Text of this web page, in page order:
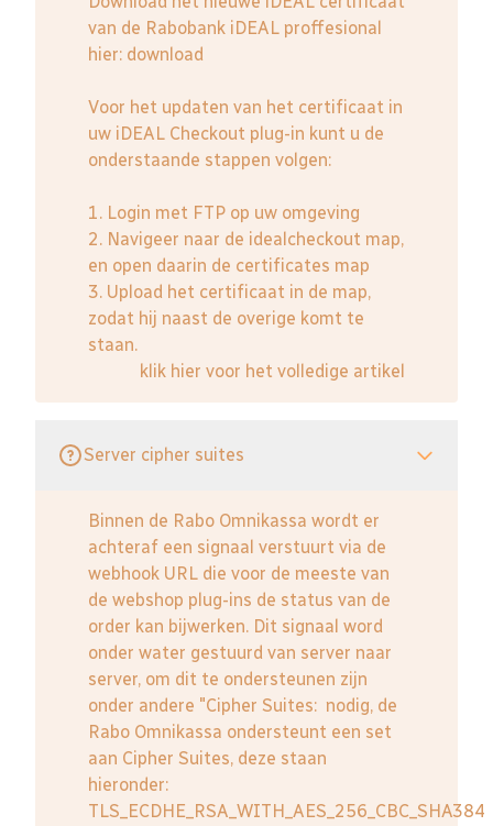
van de Rabobank iDEAL proffesional
hier: download
Voor het updaten van het certificaat in
uw iDEAL Checkout plug-in kunt u de
onderstaande stappen volgen:
1. Login met FTP op uw omgeving
2. Navigeer naar de idealcheckout map,
en open daarin de certificates map
3. Upload het certificaat in de map,
zodat hij naast de overige komt te
staan.
klik hier voor het volledige artikel
Server cipher suites
Binnen de Rabo Omnikassa wordt er
achteraf een signaal verstuurt via de
webhook URL die voor de meeste van
de webshop plug-ins de status van de
order kan bijwerken. Dit signaal word
onder water gestuurd van server naar
server, om dit te ondersteunen zijn
onder andere "Cipher Suites: nodig, de
Rabo Omnikassa ondersteunt een set
aan Cipher Suites, deze staan
hieronder:
TLS_ECDHE_RSA_WITH_AES_256_CBC_SHA384